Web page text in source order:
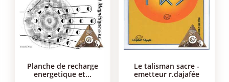
planche de recharge
energetique et...
le talisman sacre -
emetteur r.dajafée